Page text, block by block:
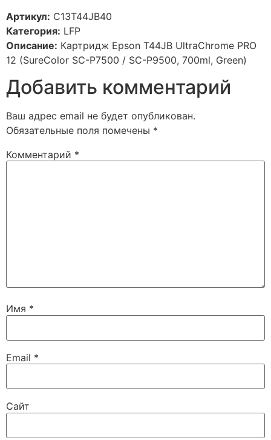
Артикул: C13T44JB40
Категория: LFP
Описание: Картридж Epson T44JB UltraChrome PRO
12 (SureColor SC-P7500 / SC-P9500, 700ml, Green)
Добавить комментарий
Ваш адрес email не будет опубликован.
Обязательные поля помечены *
Комментарий *
Имя *
Email *
Сайт